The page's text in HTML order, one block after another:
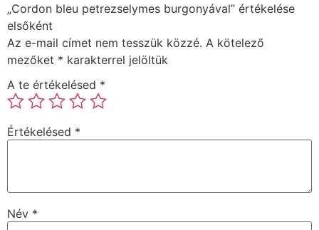
„Cordon bleu petrezselymes burgonyával” értékelése
elsőként
Az e-mail címet nem tesszük közzé. A kötelező
mezőket * karakterrel jelöltük
A te értékelésed *
Értékelésed *
Név *